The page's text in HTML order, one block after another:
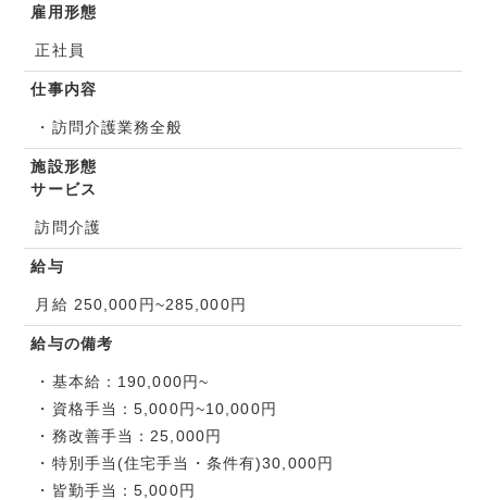
雇用形態
正社員
仕事内容
・訪問介護業務全般
施設形態
サービス
訪問介護
給与
月給 250,000円~285,000円
給与の備考
・基本給：190,000円~
・資格手当：5,000円~10,000円
・務改善手当：25,000円
・特別手当(住宅手当・条件有)30,000円
・皆勤手当：5,000円